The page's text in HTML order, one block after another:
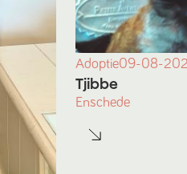
Adoptie09-08-
Tjibbe
Enschede